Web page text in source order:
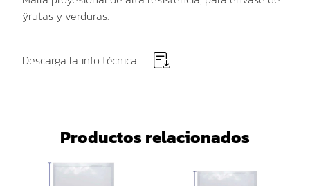
ÿrutas y verduras.
Descarga la info técnica
Productos relacionados